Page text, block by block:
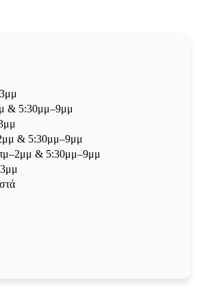
& 5:30μμ–9μμ
& 5:30μμ–9μμ
& 5:30μμ–9μμ